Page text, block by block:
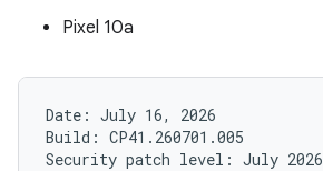
Pixel 10a
Date: July 16, 2026
Build: CP41.260701.005
Security patch level: July 2026